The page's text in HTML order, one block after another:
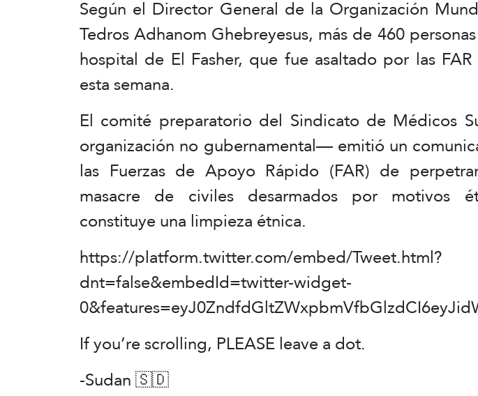
Según el Director General de la Organización
Tedros Adhanom Ghebreyesus, más de 460
hospital de El Fasher, que fue asaltado por las
esta semana.
El comité preparatorio del Sindicato de Médicos
organización no gubernamental— emitió un
las Fuerzas de Apoyo Rápido (FAR) de
masacre de civiles desarmados por motivos
constituye una limpieza étnica.
https://platform.twitter.com/embed/Tweet.html?
dnt=false&embedId=twitter-widget-
If you’re scrolling, PLEASE leave a dot.
-Sudan 🇸🇩